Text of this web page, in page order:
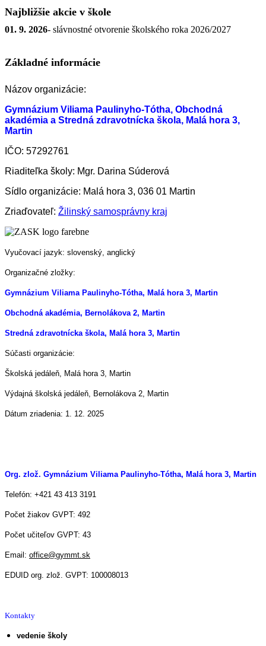
Najbližšie akcie v škole
01. 9. 2026- slávnostné otvorenie školského roka 2026/2027
Základné informácie
Názov organizácie:
Gymnázium Viliama Paulinyho-Tótha, Obchodná
akadémia a Stredná zdravotnícka škola, Malá hora 3,
Martin
IČO: 57292761
Riaditeľka školy: Mgr. Darina Súderová
Sídlo organizácie: Malá hora 3, 036 01 Martin
Zriaďovateľ: Žilinský samosprávny kraj
Vyučovací jazyk: slovenský, anglický
Organizačné zložky:
Gymnázium Viliama Paulinyho-Tótha, Malá hora 3, Martin
Obchodná akadémia, Bernolákova 2, Martin
Stredná zdravotnícka škola, Malá hora 3, Martin
Súčasti organizácie:
Školská jedáleň, Malá hora 3, Martin
Výdajná školská jedáleň, Bernolákova 2, Martin
Dátum zriadenia: 1. 12. 2025
Org. zlož. Gymnázium Viliama Paulinyho-Tótha, Malá hora 3, Martin
Telefón: +421 43 413 3191
Počet žiakov GVPT: 492
Počet učiteľov GVPT: 43
Email: office@gymmt.sk
EDUID org. zlož. GVPT: 100008013
Kontakty
vedenie školy